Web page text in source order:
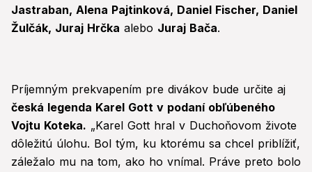
Jastraban, Alena Pajtinková, Daniel Fischer, Daniel
Žulčák, Juraj Hrčka alebo Juraj Bača.
Príjemným prekvapením pre divákov bude určite aj
česká legenda Karel Gott v podaní obľúbeného
Vojtu Koteka. „Karel Gott hral v Duchoňovom živote
dôležitú úlohu. Bol tým, ku ktorému sa chcel priblížiť,
záležalo mu na tom, ako ho vnímal. Práve preto bolo